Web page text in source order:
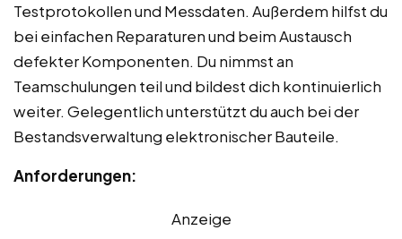
Testprotokollen und Messdaten. Außerdem hilfst du
bei einfachen Reparaturen und beim Austausch
defekter Komponenten. Du nimmst an
Teamschulungen teil und bildest dich kontinuierlich
weiter. Gelegentlich unterstützt du auch bei der
Bestandsverwaltung elektronischer Bauteile.
Anforderungen:
Anzeige